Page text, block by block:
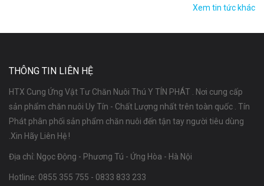
Xem tin tức khác
THÔNG TIN LIÊN HỆ
HTX Cung Ứng Vật Tư Chăn Nuôi Thú Y TÍN PHÁT . Nơi cung cấp
sản phẩm chăn nuôi Uy Tín - Chất Lượng nhất trên toàn quốc . Tín
Phát phân phối sản phẩm chăn nuôi đến tận tay người tiêu dùng
.Xin Hãy Liên Hệ !
Địa chỉ: Ngọc Động - Phương Tú - Ứng Hòa - Hà Nội
Hotline: 0855 355 755 - 0833 833 233